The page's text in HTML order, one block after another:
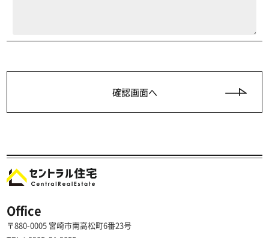
Office
〒880-0005 宮崎市南高松町6番23号